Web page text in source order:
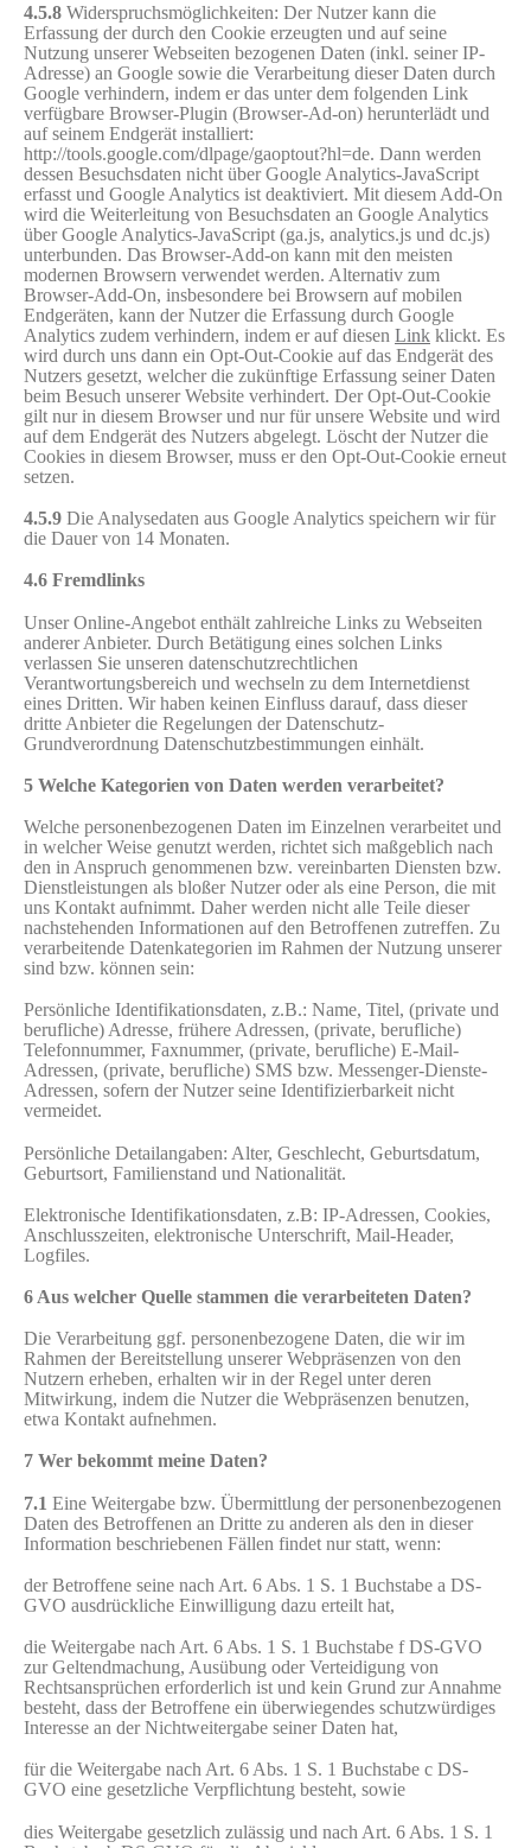
4.5.8 Widerspruchsmöglichkeiten: Der Nutzer kann die
Erfassung der durch den Cookie erzeugten und auf seine
Nutzung unserer Webseiten bezogenen Daten (inkl. seiner IP-
Adresse) an Google sowie die Verarbeitung dieser Daten durch
Google verhindern, indem er das unter dem folgenden Link
verfügbare Browser-Plugin (Browser-Ad-on) herunterlädt und
auf seinem Endgerät installiert:
http://tools.google.com/dlpage/gaoptout?hl=de. Dann werden
dessen Besuchsdaten nicht über Google Analytics-JavaScript
erfasst und Google Analytics ist deaktiviert. Mit diesem Add-On
wird die Weiterleitung von Besuchsdaten an Google Analytics
über Google Analytics-JavaScript (ga.js, analytics.js und dc.js)
unterbunden. Das Browser-Add-on kann mit den meisten
modernen Browsern verwendet werden. Alternativ zum
Browser-Add-On, insbesondere bei Browsern auf mobilen
Endgeräten, kann der Nutzer die Erfassung durch Google
Analytics zudem verhindern, indem er auf diesen Link klickt. Es
wird durch uns dann ein Opt-Out-Cookie auf das Endgerät des
Nutzers gesetzt, welcher die zukünftige Erfassung seiner Daten
beim Besuch unserer Website verhindert. Der Opt-Out-Cookie
gilt nur in diesem Browser und nur für unsere Website und wird
auf dem Endgerät des Nutzers abgelegt. Löscht der Nutzer die
Cookies in diesem Browser, muss er den Opt-Out-Cookie erneut
setzen.
4.5.9 Die Analysedaten aus Google Analytics speichern wir für
die Dauer von 14 Monaten.
4.6 Fremdlinks
Unser Online-Angebot enthält zahlreiche Links zu Webseiten
anderer Anbieter. Durch Betätigung eines solchen Links
verlassen Sie unseren datenschutzrechtlichen
Verantwortungsbereich und wechseln zu dem Internetdienst
eines Dritten. Wir haben keinen Einfluss darauf, dass dieser
dritte Anbieter die Regelungen der Datenschutz-
Grundverordnung Datenschutzbestimmungen einhält.
5 Welche Kategorien von Daten werden verarbeitet?
Welche personenbezogenen Daten im Einzelnen verarbeitet und
in welcher Weise genutzt werden, richtet sich maßgeblich nach
den in Anspruch genommenen bzw. vereinbarten Diensten bzw.
Dienstleistungen als bloßer Nutzer oder als eine Person, die mit
uns Kontakt aufnimmt. Daher werden nicht alle Teile dieser
nachstehenden Informationen auf den Betroffenen zutreffen. Zu
verarbeitende Datenkategorien im Rahmen der Nutzung unserer
sind bzw. können sein:
Persönliche Identifikationsdaten, z.B.: Name, Titel, (private und
berufliche) Adresse, frühere Adressen, (private, berufliche)
Telefonnummer, Faxnummer, (private, berufliche) E-Mail-
Adressen, (private, berufliche) SMS bzw. Messenger-Dienste-
Adressen, sofern der Nutzer seine Identifizierbarkeit nicht
vermeidet.
Persönliche Detailangaben: Alter, Geschlecht, Geburtsdatum,
Geburtsort, Familienstand und Nationalität.
Elektronische Identifikationsdaten, z.B: IP-Adressen, Cookies,
Anschlusszeiten, elektronische Unterschrift, Mail-Header,
Logfiles.
6 Aus welcher Quelle stammen die verarbeiteten Daten?
Die Verarbeitung ggf. personenbezogene Daten, die wir im
Rahmen der Bereitstellung unserer Webpräsenzen von den
Nutzern erheben, erhalten wir in der Regel unter deren
Mitwirkung, indem die Nutzer die Webpräsenzen benutzen,
etwa Kontakt aufnehmen.
7 Wer bekommt meine Daten?
7.1 Eine Weitergabe bzw. Übermittlung der personenbezogenen
Daten des Betroffenen an Dritte zu anderen als den in dieser
Information beschriebenen Fällen findet nur statt, wenn:
der Betroffene seine nach Art. 6 Abs. 1 S. 1 Buchstabe a DS-
GVO ausdrückliche Einwilligung dazu erteilt hat,
die Weitergabe nach Art. 6 Abs. 1 S. 1 Buchstabe f DS-GVO
zur Geltendmachung, Ausübung oder Verteidigung von
Rechtsansprüchen erforderlich ist und kein Grund zur Annahme
besteht, dass der Betroffene ein überwiegendes schutzwürdiges
Interesse an der Nichtweitergabe seiner Daten hat,
für die Weitergabe nach Art. 6 Abs. 1 S. 1 Buchstabe c DS-
GVO eine gesetzliche Verpflichtung besteht, sowie
dies Weitergabe gesetzlich zulässig und nach Art. 6 Abs. 1 S. 1